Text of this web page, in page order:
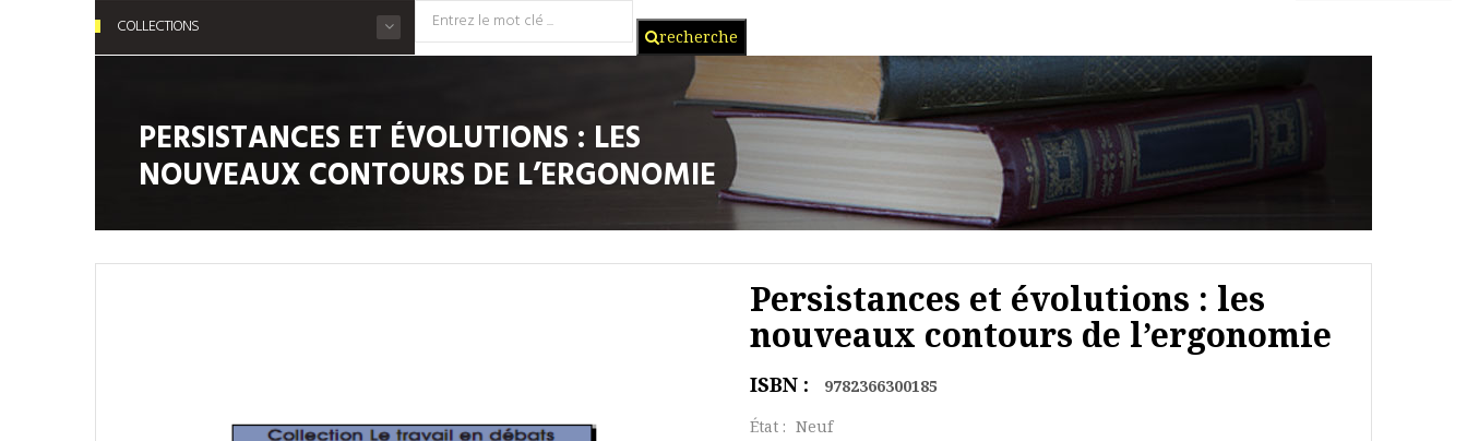
COLLECTIONS recherche
PERSISTANCES ET ÉVOLUTIONS : LES
NOUVEAUX CONTOURS DE L’ERGONOMIE
Persistances et évolutions : les
nouveaux contours de l’ergonomie
ISBN :
9782366300185
État : Neuf